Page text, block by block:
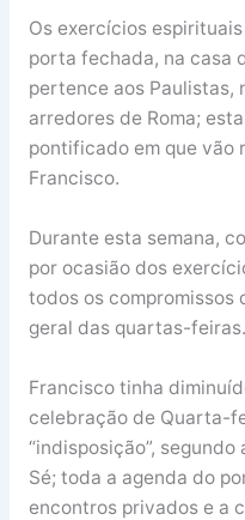
Os exercícios
porta fechada, na casa
pertence aos Paulistas,
arredores de Roma;
pontificado em que vão
Francisco.
Durante esta semana,
por ocasião dos
todos os compromissos
geral das quartas-feiras.
Francisco tinha
celebração de Quarta-
“indisposição”,
Sé; toda a agenda do
encontros privados e a